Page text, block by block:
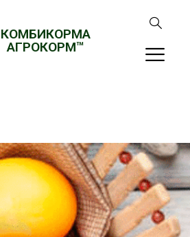
КОМБИКОРМА
АГРОКОРМ™